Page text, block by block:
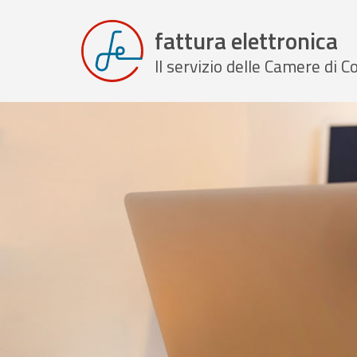
fattura elettronica
Il servizio delle Camere di